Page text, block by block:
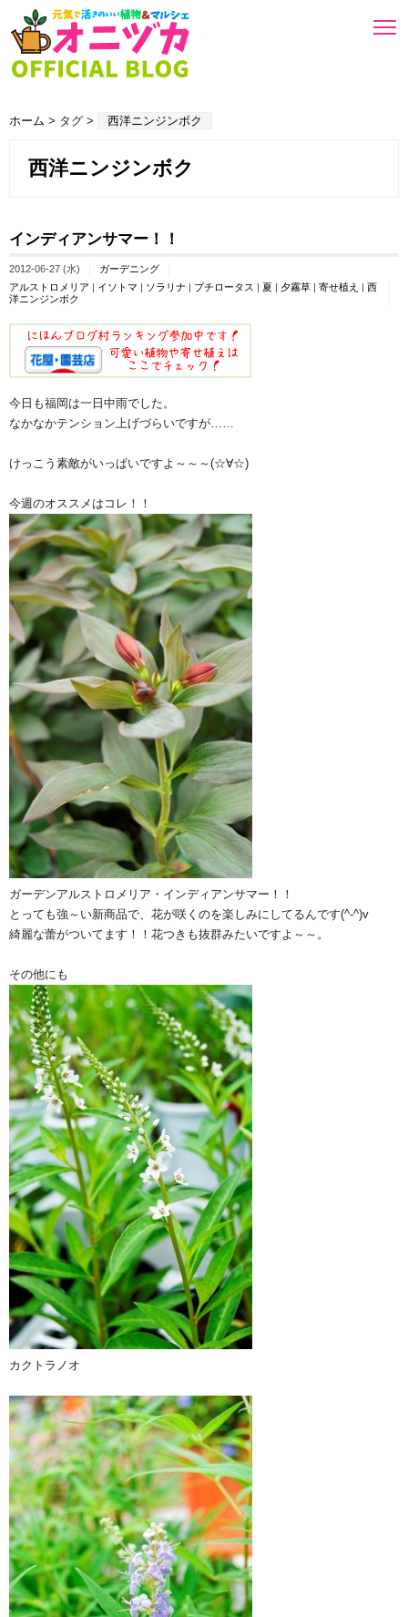
ホーム > タグ > 西洋ニンジンボク
西洋ニンジンボク
インディアンサマー！！
2012-06-27 (水)
ガーデニング
アルストロメリア | イソトマ | ソラリナ | プチロータス | 夏 | 夕霧草 | 寄せ植え | 西
洋ニンジンボク
今日も福岡は一日中雨でした。
なかなかテンション上げづらいですが……
けっこう素敵がいっぱいですよ～～～(☆∀☆)
今週のオススメはコレ！！
ガーデンアルストロメリア・インディアンサマー！！
とっても強～い新商品で、花が咲くのを楽しみにしてるんです(^-^)v
綺麗な蕾がついてます！！花つきも抜群みたいですよ～～。
その他にも
カクトラノオ